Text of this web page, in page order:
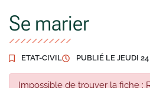
Se marier
ETAT-CIVIL PUBLIÉ LE JEUDI
Impossible de trouver la fiche :